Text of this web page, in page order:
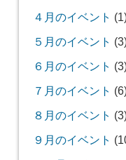
４月のイベント
５月のイベント
６月のイベント
７月のイベント
８月のイベント
９月のイベント